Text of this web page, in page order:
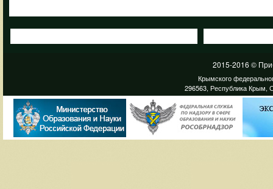
2015-2016 ©
Крымского
296563, Республика Крым,